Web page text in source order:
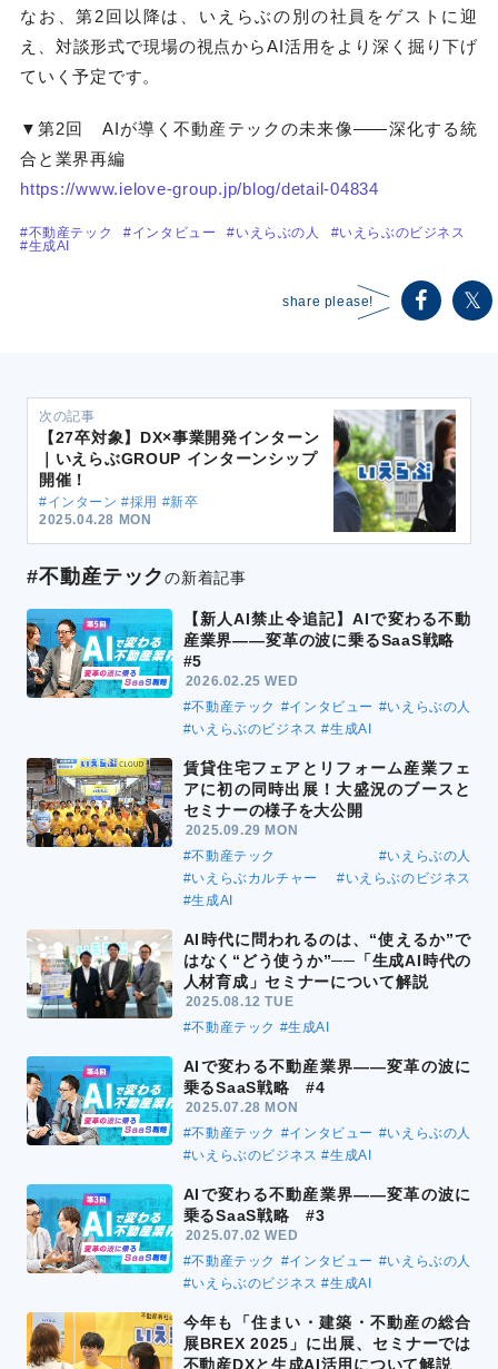
なお、第2回以降は、いえらぶの別の社員をゲストに迎
え、対談形式で現場の視点からAI活用をより深く掘り下げ
ていく予定です。
▼第2回 AIが導く不動産テックの未来像――深化する統
合と業界再編
https://www.ielove-group.jp/blog/detail-04834
#不動産テック #インタビュー #いえらぶの人
#いえらぶのビジネス
#生成AI
share please!
次の記事
【27卒対象】DX×事業開発インターン
｜いえらぶGROUP インターンシップ
開催！
#インターン #採用 #新卒
2025.04.28 MON
#不動産テックの新着記事
【新人AI禁止令追記】AIで変わる不動
産業界――変革の波に乗るSaaS戦略
#5
2026.02.25 WED
#不動産テック #インタビュー #いえらぶの人
#いえらぶのビジネス #生成AI
賃貸住宅フェアとリフォーム産業フェ
アに初の同時出展！大盛況のブースと
セミナーの様子を大公開
2025.09.29 MON
#不動産テック
#いえらぶの人
#いえらぶカルチャー
#いえらぶのビジネス
#生成AI
AI時代に問われるのは、“使えるか”で
はなく“どう使うか”──「生成AI時代の
人材育成」セミナーについて解説
2025.08.12 TUE
#不動産テック #生成AI
AIで変わる不動産業界――変革の波に
乗るSaaS戦略 #4
2025.07.28 MON
#不動産テック #インタビュー #いえらぶの人
#いえらぶのビジネス #生成AI
AIで変わる不動産業界――変革の波に
乗るSaaS戦略 #3
2025.07.02 WED
#不動産テック #インタビュー #いえらぶの人
#いえらぶのビジネス #生成AI
今年も「住まい・建築・不動産の総合
展BREX 2025」に出展、セミナーでは
不動産DXと生成AI活用について解説